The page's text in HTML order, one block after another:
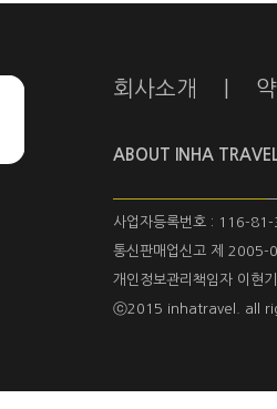
회사소개
ABOUT INHA
사업자등록번호 : 116-
통신판매업신고 제 2005-
개인정보관리책임자 이현기
ⓒ2015 inhatravel. all